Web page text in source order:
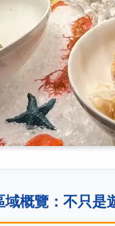
概覽：不只是